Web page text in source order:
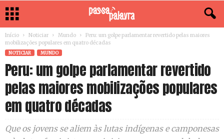
Início Noticiar Mundo
Peru: um golpe parlamentar revertido pelas maiores
mobilizações populares em quatro décadas
NOTICIAR MUNDO
Peru: um golpe parlamentar revertido
pelas maiores mobilizações populares
em quatro décadas
Que os jovens se aliem às lutas indígenas e camponesas